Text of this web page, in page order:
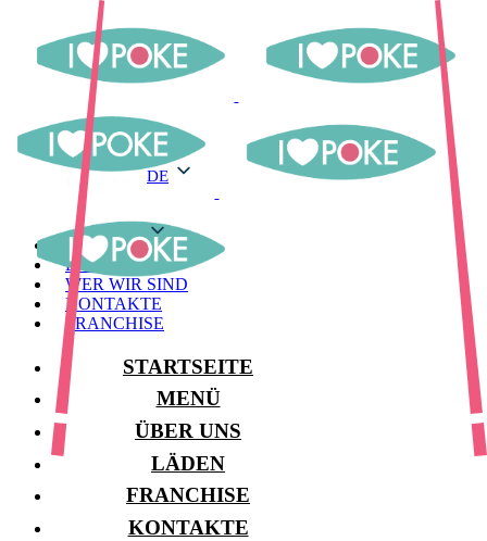
DE
MENÜ
LAGER
WER WIR SIND
KONTAKTE
FRANCHISE
STARTSEITE
MENÜ
ÜBER UNS
LÄDEN
FRANCHISE
KONTAKTE